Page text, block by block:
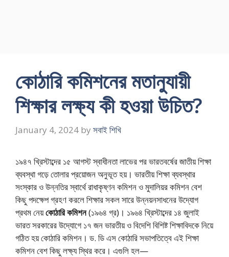
কোঠারি কমিশনের মতানুযায়ী
শিক্ষার লক্ষ্য কী হওয়া উচিত?
January 4, 2024 by সবাই শিখি
১৯৪৭ খ্রিস্টাব্দের ১৫ আগস্ট স্বাধীনতা লাভের পর ভারতবর্ষের জাতীয় শিক্ষা
ব্যবস্থা গড়ে তোলার প্রয়োজন অনুভূত হয়। ভারতীয় শিক্ষা ব্যবস্থার
সংস্কার ও উন্নতির স্বার্থে রাধাকৃষ্ণন কমিশন ও মুদালিয়র কমিশন বেশ
কিছু পদক্ষেপ গ্রহণ করলে শিক্ষার সকল সারে উন্নয়নসাধনের উদ্যোগ
প্রথম নেয়কোঠারি কমিশন(১৯৬৪ গ্র)। ১৯৬৪ খ্রিস্টাব্দের ১৪ জুলাই
ভারত সরকারের উদ্যোগে ১৭ জন ভারতীয় ও বিদেশি বিশিষ্ট শিক্ষাবিদকে নিয়ে
গঠিত হয় কোঠারি কমিশন। ড. ডি এস কোঠারি সভাপতিত্বে এই শিক্ষা
কমিশন বেশ কিছু লক্ষ্য স্থির করে। এগুলি হল—